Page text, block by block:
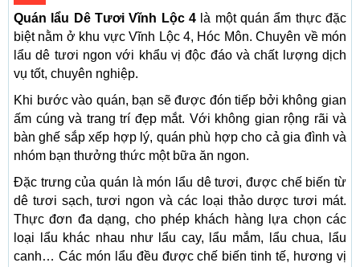
Quán lẩu Dê Tươi Vĩnh Lộc 4 là một quán ẩm thực đặc
biệt nằm ở khu vực Vĩnh Lộc 4, Hóc Môn. Chuyên về món
lẩu dê tươi ngon với khẩu vị độc đáo và chất lượng dịch
vụ tốt, chuyên nghiệp.
Khi bước vào quán, bạn sẽ được đón tiếp bởi không gian
ấm cúng và trang trí đẹp mắt. Với không gian rộng rãi và
bàn ghế sắp xếp hợp lý, quán phù hợp cho cả gia đình và
nhóm bạn thưởng thức một bữa ăn ngon.
Đặc trưng của quán là món lẩu dê tươi, được chế biến từ
dê tươi sạch, tươi ngon và các loại thảo dược tươi mát.
Thực đơn đa dạng, cho phép khách hàng lựa chọn các
loại lẩu khác nhau như lẩu cay, lẩu mắm, lẩu chua, lẩu
canh… Các món lẩu đều được chế biến tinh tế, hương vị